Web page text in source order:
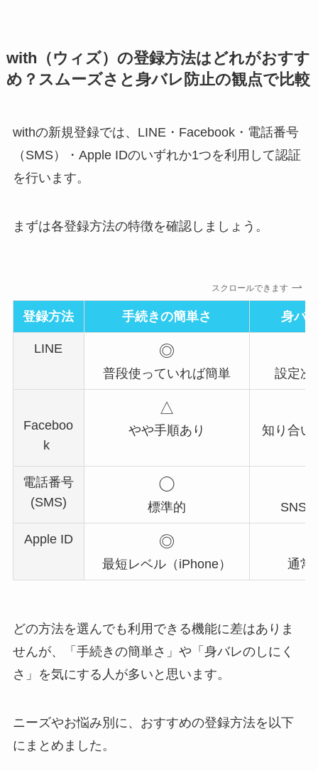
with（ウィズ）の登録方法はどれがおすす
め？スムーズさと身バレ防止の観点で比較
withの新規登録では、LINE・Facebook・電話番号
（SMS）・Apple IDのいずれか1つを利用して認証
を行います。
まずは各登録方法の特徴を確認しましょう。
スクロールできます
登録方法 手続きの簡単さ 身バ
LINE ◎
普段使っていれば簡単 設定次
Faceboo
k
△
やや手順あり
知り合い
電話番号
(SMS)
◯
標準的 SNS
Apple ID ◎
最短レベル（iPhone） 通常
どの方法を選んでも利用できる機能に差はありま
せんが、「手続きの簡単さ」や「身バレのしにく
さ」を気にする人が多いと思います。
ニーズやお悩み別に、おすすめの登録方法を以下
にまとめました。